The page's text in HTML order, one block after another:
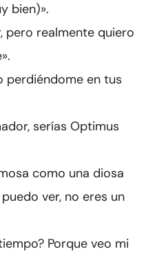
bien)».
pero realmente quiero
perdiéndome en tus
serías Optimus
como una diosa
ver, no eres un
Porque veo mi